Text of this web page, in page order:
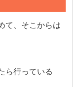
て、そこからは
ら行っている